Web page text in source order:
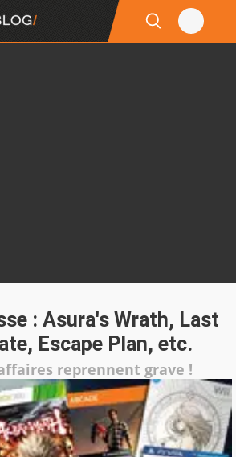
: Asura's Wrath, Last
Escape Plan, etc.
reprennent grave !